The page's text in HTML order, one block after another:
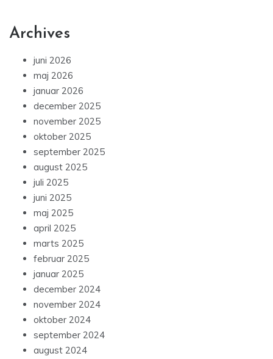
Archives
juni 2026
maj 2026
januar 2026
december 2025
november 2025
oktober 2025
september 2025
august 2025
juli 2025
juni 2025
maj 2025
april 2025
marts 2025
februar 2025
januar 2025
december 2024
november 2024
oktober 2024
september 2024
august 2024